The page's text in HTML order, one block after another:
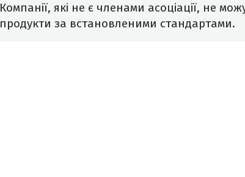
Компанії, які не є членами асоціації, не
продукти за встановленими стандартами.